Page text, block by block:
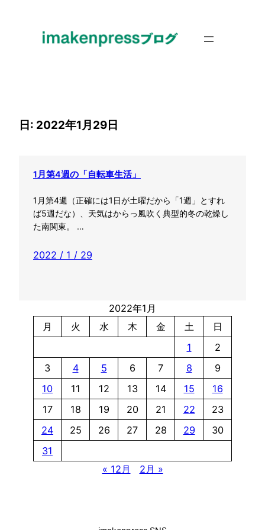
日: 2022年1月29日
1月第4週の「自転車生活」
1月第4週（正確には1日が土曜だから「1週」とすれ
ば5週だな）、天気はからっ風吹く典型的冬の乾燥し
た南関東。 …
2022 / 1 / 29
2022年1月
月
火 水 木 金 土
日
1
2
3
4 5 6 7 8
9
10
11 12 13 14 15
16
17
18 19 20 21 22
23
24
25 26 27 28 29
30
31
« 12月
2月 »